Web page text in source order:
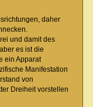
daher
und damit des
es ist die
ein Apparat
Manifestation
von
Dreiheit vorstellen